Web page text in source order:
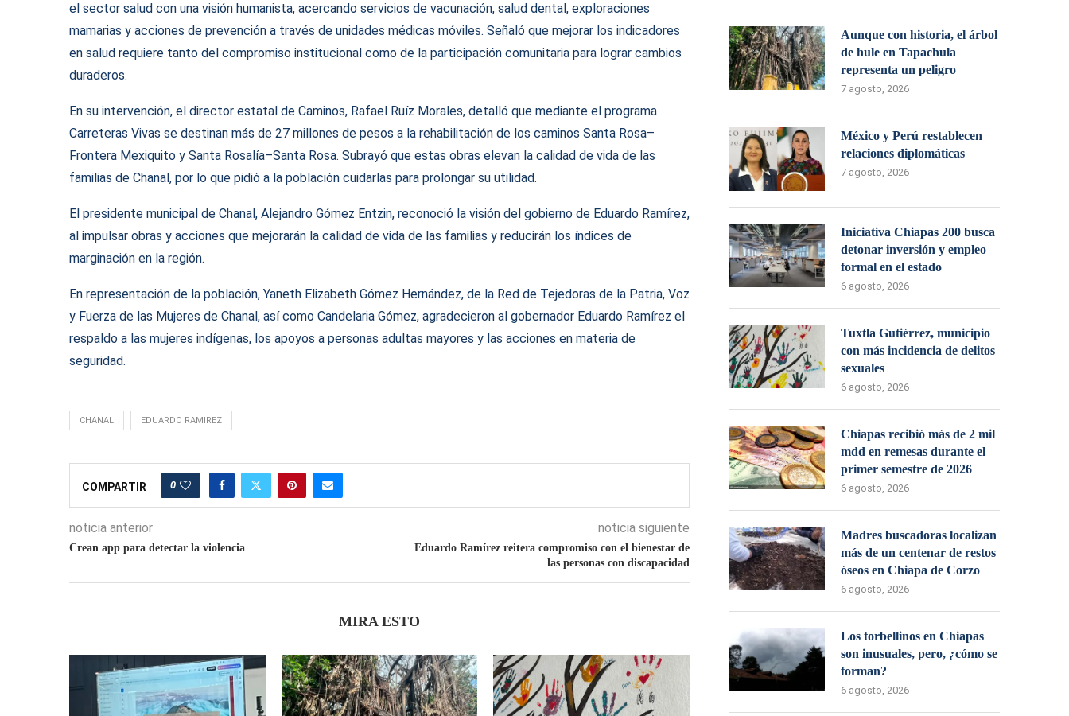
el sector salud con una visión humanista, acercando servicios de vacunación, salud dental, exploraciones
mamarias y acciones de prevención a través de unidades médicas móviles. Señaló que mejorar los indicadores
en salud requiere tanto del compromiso institucional como de la participación comunitaria para lograr cambios
duraderos.
En su intervención, el director estatal de Caminos, Rafael Ruíz Morales, detalló que mediante el programa
Carreteras Vivas se destinan más de 27 millones de pesos a la rehabilitación de los caminos Santa Rosa–
Frontera Mexiquito y Santa Rosalía–Santa Rosa. Subrayó que estas obras elevan la calidad de vida de las
familias de Chanal, por lo que pidió a la población cuidarlas para prolongar su utilidad.
El presidente municipal de Chanal, Alejandro Gómez Entzin, reconoció la visión del gobierno de Eduardo Ramírez,
al impulsar obras y acciones que mejorarán la calidad de vida de las familias y reducirán los índices de
marginación en la región.
En representación de la población, Yaneth Elizabeth Gómez Hernández, de la Red de Tejedoras de la Patria, Voz
y Fuerza de las Mujeres de Chanal, así como Candelaria Gómez, agradecieron al gobernador Eduardo Ramírez el
respaldo a las mujeres indígenas, los apoyos a personas adultas mayores y las acciones en materia de
seguridad.
CHANAL EDUARDO RAMIREZ
COMPARTIR 0
noticia anterior
Crean app para detectar la violencia
noticia siguiente
Eduardo Ramírez reitera compromiso con el bienestar de
las personas con discapacidad
MIRA ESTO
Aunque con historia, el árbol
de hule en Tapachula
representa un peligro
7 agosto, 2026
México y Perú restablecen
relaciones diplomáticas
7 agosto, 2026
Iniciativa Chiapas 200 busca
detonar inversión y empleo
formal en el estado
6 agosto, 2026
Tuxtla Gutiérrez, municipio
con más incidencia de delitos
sexuales
6 agosto, 2026
Chiapas recibió más de 2 mil
mdd en remesas durante el
primer semestre de 2026
6 agosto, 2026
Madres buscadoras localizan
más de un centenar de restos
óseos en Chiapa de Corzo
6 agosto, 2026
Los torbellinos en Chiapas
son inusuales, pero, ¿cómo se
forman?
6 agosto, 2026